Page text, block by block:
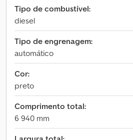
Tipo de combustível:
diesel
Tipo de engrenagem:
automático
Cor:
preto
Comprimento total:
6 940 mm